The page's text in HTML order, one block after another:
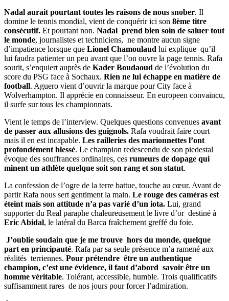
Nadal aurait pourtant toutes les raisons de nous snober. Il
domine le tennis mondial, vient de conquérir ici son 8ème titre
consécutif. Et pourtant non. Nadal prend bien soin de saluer tout
le monde, journalistes et techniciens, ne montre aucun signe
d’impatience lorsque que Lionel Chamoulaud lui explique qu’il
lui faudra patienter un peu avant que l’on ouvre la page tennis. Rafa
sourit, s’enquiert auprès de Kader Boudaoud de l’évolution du
score du PSG face à Sochaux. Rien ne lui échappe en matière de
football. Aguero vient d’ouvrir la marque pour City face à
Wolverhampton. Il apprécie en connaisseur. En europeen convaincu,
il surfe sur tous les championnats.
Vient le temps de l’interview. Quelques questions convenues avant
de passer aux allusions des guignols. Rafa voudrait faire court
mais il en est incapable. Les railleries des marionnettes l’ont
profondément blessé. Le champion redescendu de son piedestal
évoque des souffrances ordinaires, ces rumeurs de dopage qui
minent un athlète quelque soit son rang et son statut.
La confession de l’ogre de la terre battue, touche au cœur. Avant de
partir Rafa nous sert gentiment la main. Le rouge des caméras est
éteint mais son attitude n’a pas varié d’un iota. Lui, grand
supporter du Real paraphe chaleureusement le livre d’or destiné à
Eric Abidal, le latéral du Barca fraîchement greffé du foie.
J’oublie soudain que je me trouve hors du monde, quelque
part en principauté. Rafa par sa seule présence m’a ramené aux
réalités terriennes. Pour prétendre être un authentique
champion, c’est une évidence, il faut d’abord savoir être un
homme véritable. Tolérant, accessible, humble. Trois qualificatifs
suffisamment rares de nos jours pour forcer l’admiration.